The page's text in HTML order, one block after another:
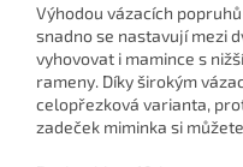
Výhodou vázacích
snadno se nastavují mezi
vyhovovat i mamince s
rameny. Díky širokým
celopřezková varianta,
zadeček miminka si